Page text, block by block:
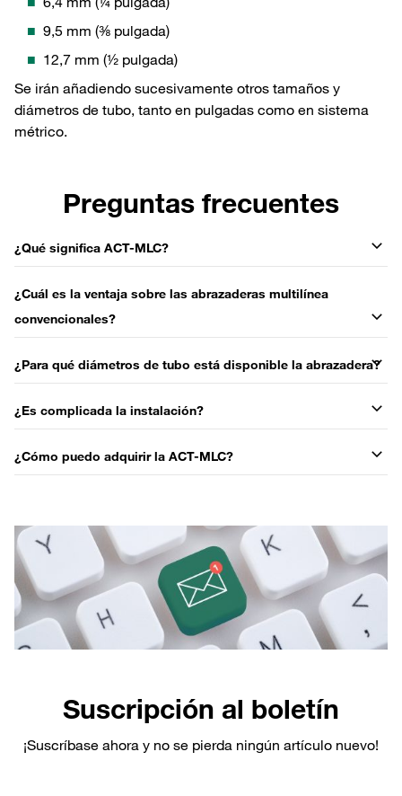
9,5 mm (⅜ pulgada)
12,7 mm (½ pulgada)
Se irán añadiendo sucesivamente otros tamaños y
diámetros de tubo, tanto en pulgadas como en sistema
métrico.
Preguntas frecuentes
¿Qué significa ACT-MLC?
¿Cuál es la ventaja sobre las abrazaderas multilínea
convencionales?
¿Para qué diámetros de tubo está disponible la abrazadera?
¿Es complicada la instalación?
¿Cómo puedo adquirir la ACT-MLC?
Suscripción al boletín
¡Suscríbase ahora y no se pierda ningún artículo nuevo!